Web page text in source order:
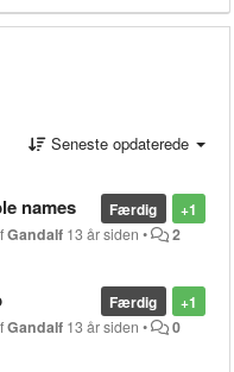
Seneste opdaterede
+1
Færdig
names
Gandalf 13 år siden • 2
+1
Færdig
Gandalf 13 år siden • 0